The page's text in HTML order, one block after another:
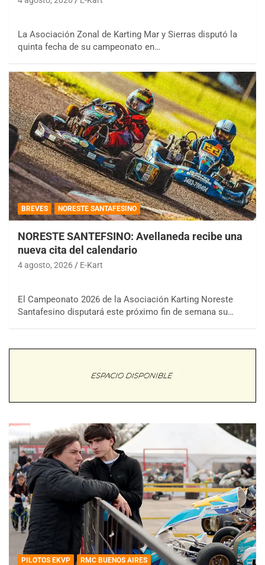
La Asociación Zonal de Karting Mar y Sierras disputó la
quinta fecha de su campeonato en…
BREVES NORESTE SANTAFESINO
NORESTE SANTEFSINO: Avellaneda recibe una
nueva cita del calendario
4 agosto, 2026 E-Kart
El Campeonato 2026 de la Asociación Karting Noreste
Santafesino disputará este próximo fin de semana su…
PILOTOS EKVP RMC BUENOS AIRES